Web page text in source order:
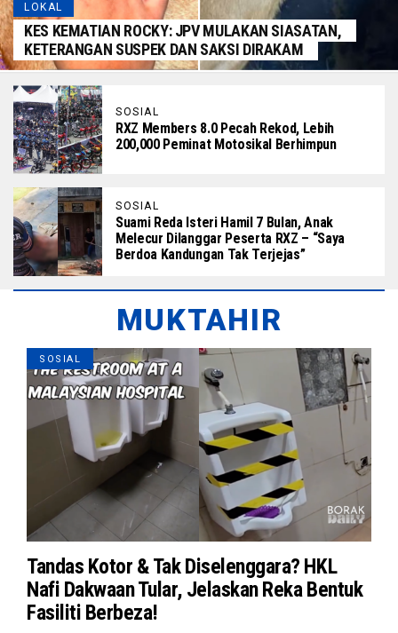
LOKAL
KES KEMATIAN ROCKY: JPV MULAKAN SIASATAN,
KETERANGAN SUSPEK DAN SAKSI DIRAKAM
SOSIAL
RXZ Members 8.0 Pecah Rekod, Lebih
200,000 Peminat Motosikal Berhimpun
SOSIAL
Suami Reda Isteri Hamil 7 Bulan, Anak
Melecur Dilanggar Peserta RXZ – “Saya
Berdoa Kandungan Tak Terjejas”
MUKTAHIR
SOSIAL
Tandas Kotor & Tak Diselenggara? HKL
Nafi Dakwaan Tular, Jelaskan Reka Bentuk
Fasiliti Berbeza!